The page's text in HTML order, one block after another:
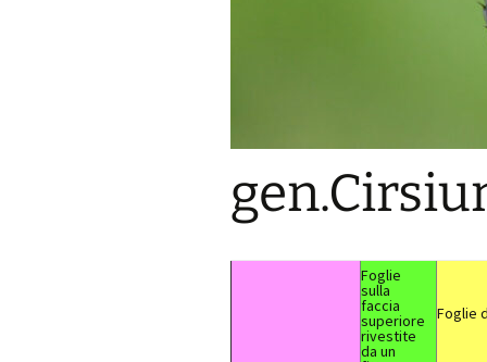
Foglie
sulla
faccia
superiore
rivestite
da un
Foglie